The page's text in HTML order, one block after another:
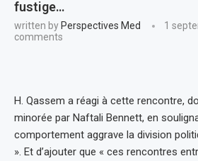
fustige…
written by Perspectives Med 1
comments
H. Qassem a réagi à cette rencontre,
minorée par Naftali Bennett, en
comportement aggrave la division
». Et d’ajouter que « ces rencontres